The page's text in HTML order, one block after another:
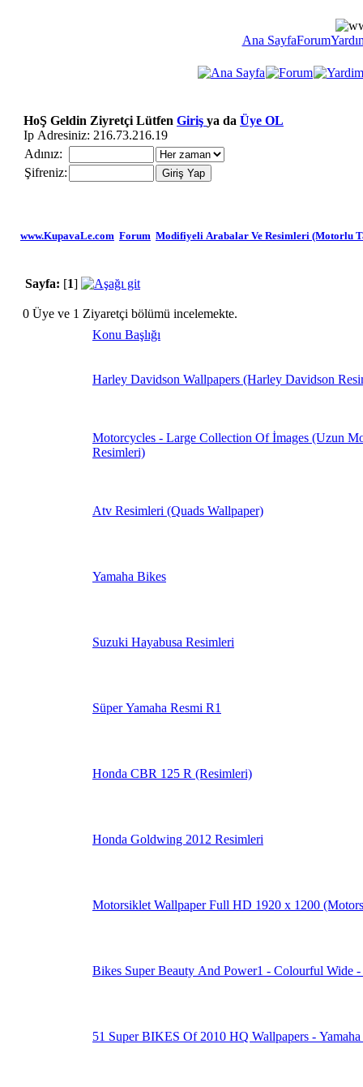
Ana SayfaForum
HoŞ Geldin Ziyretçi Lütfen Giriş ya da Üye OL
Ip Adresiniz: 216.73.216.19
Adınız:
Şifreniz:
www.KupavaLe.com Forum Modifiyeli Arabalar Ve Resimleri (Motorlu
Sayfa: [1]
0 Üye ve 1 Ziyaretçi bölümü incelemekte.
Konu Başlığı
Harley Davidson Wallpapers (Harley Davidson
Motorcycles - Large Collection Of İmages (Uzun
Resimleri)
Atv Resimleri (Quads Wallpaper)
Yamaha Bikes
Suzuki Hayabusa Resimleri
Süper Yamaha Resmi R1
Honda CBR 125 R (Resimleri)
Honda Goldwing 2012 Resimleri
Motorsiklet Wallpaper Full HD 1920 x
Bikes Super Beauty And Power1 - Colourful Wide -
51 Super BIKES Of 2010 HQ Wallpapers -